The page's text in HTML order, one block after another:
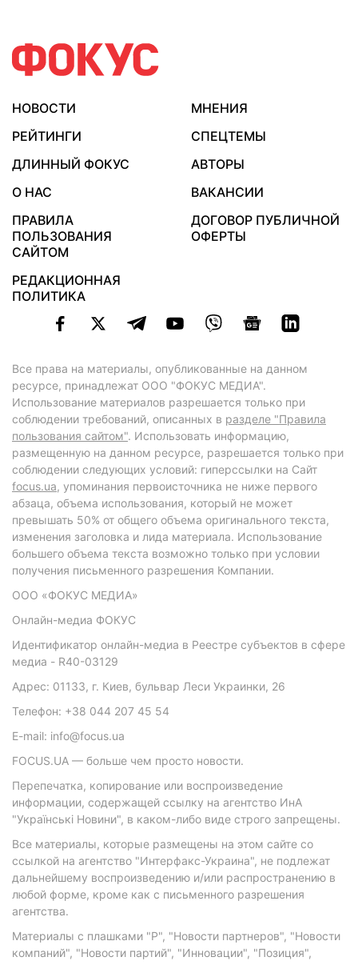
НОВОСТИ
МНЕНИЯ
РЕЙТИНГИ
СПЕЦТЕМЫ
ДЛИННЫЙ ФОКУС
АВТОРЫ
О НАС
ВАКАНСИИ
ПРАВИЛА
ПОЛЬЗОВАНИЯ
САЙТОМ
ДОГОВОР ПУБЛИЧНОЙ
ОФЕРТЫ
РЕДАКЦИОННАЯ
ПОЛИТИКА
Все права на материалы, опубликованные на данном
ресурсе, принадлежат ООО "ФОКУС МЕДИА".
Использование материалов разрешается только при
соблюдении требований, описанных в разделе "Правила
пользования сайтом". Использовать информацию,
размещенную на данном ресурсе, разрешается только при
соблюдении следующих условий: гиперссылки на Сайт
focus.ua, упоминания первоисточника не ниже первого
абзаца, объема использования, который не может
превышать 50% от общего объема оригинального текста,
изменения заголовка и лида материала. Использование
большего объема текста возможно только при условии
получения письменного разрешения Компании.
ООО «ФОКУС МЕДИА»
Онлайн-медиа ФОКУС
Идентификатор онлайн-медиа в Реестре субъектов в сфере
медиа - R40-03129
Адрес: 01133, г. Киев, бульвар Леси Украинки, 26
Телефон: +38 044 207 45 54
E-mail: info@focus.ua
FOCUS.UA — больше чем просто новости.
Перепечатка, копирование или воспроизведение
информации, содержащей ссылку на агентство ИнА
"Українські Новини", в каком-либо виде строго запрещены.
Все материалы, которые размещены на этом сайте со
ссылкой на агентство "Интерфакс-Украина", не подлежат
дальнейшему воспроизведению и/или распространению в
любой форме, кроме как с письменного разрешения
агентства.
Материалы с плашками "Р", "Новости партнеров", "Новости
компаний", "Новости партий", "Инновации", "Позиция",